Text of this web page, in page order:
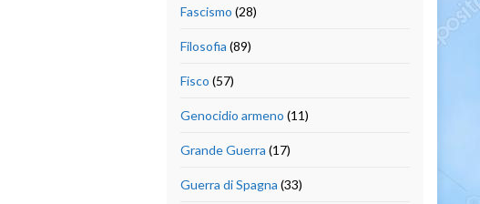
Fascismo (28)
Filosofia (89)
Fisco (57)
Genocidio armeno (11)
Grande Guerra (17)
Guerra di Spagna (33)